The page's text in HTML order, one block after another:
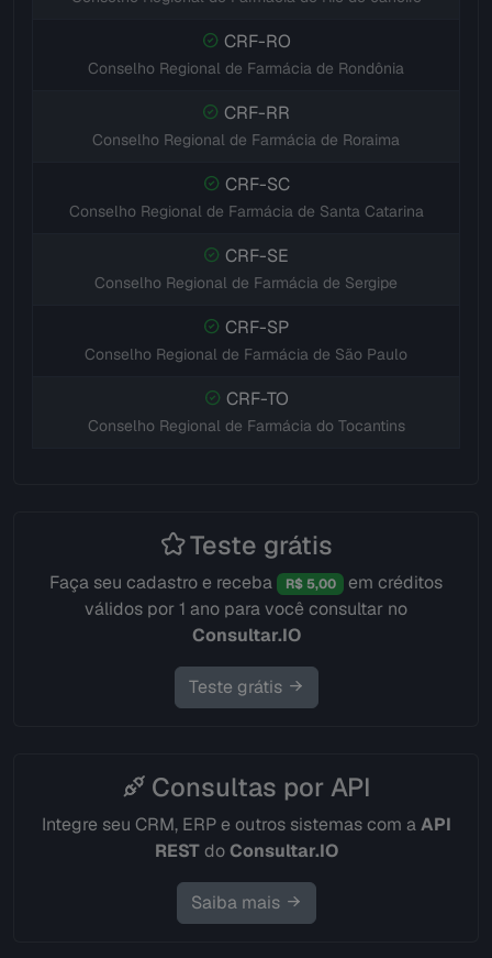
CRF-RO
Conselho Regional de Farmácia de Rondônia
CRF-RR
Conselho Regional de Farmácia de Roraima
CRF-SC
Conselho Regional de Farmácia de Santa Catarina
CRF-SE
Conselho Regional de Farmácia de Sergipe
CRF-SP
Conselho Regional de Farmácia de São Paulo
CRF-TO
Conselho Regional de Farmácia do Tocantins
Teste grátis
Faça seu cadastro e receba R$ 5,00
em créditos
válidos por 1 ano para você consultar no
Consultar.IO
Teste grátis
Consultas por API
Integre seu CRM, ERP e outros sistemas com aAPI
RESTdoConsultar.IO
Saiba mais